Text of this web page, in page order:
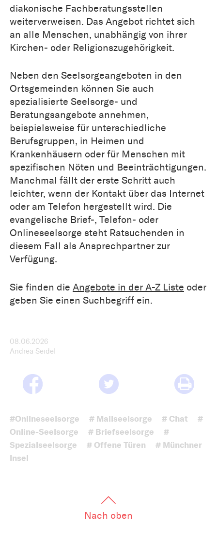
diakonische Fachberatungsstellen
weiterverweisen. Das Angebot richtet sich
an alle Menschen, unabhängig von ihrer
Kirchen- oder Religionszugehörigkeit.
Neben den Seelsorgeangeboten in den
Ortsgemeinden können Sie auch
spezialisierte Seelsorge- und
Beratungsangebote annehmen,
beispielsweise für unterschiedliche
Berufsgruppen, in Heimen und
Krankenhäusern oder für Menschen mit
spezifischen Nöten und Beeinträchtigungen.
Manchmal fällt der erste Schritt auch
leichter, wenn der Kontakt über das Internet
oder am Telefon hergestellt wird. Die
evangelische Brief-, Telefon- oder
Onlineseelsorge steht Ratsuchenden in
diesem Fall als Ansprechpartner zur
Verfügung.
Sie finden die Angebote in der A-Z Liste oder
geben Sie einen Suchbegriff ein.
08.06.2026
Andrea Seidel
#Onlineseelsorge # Mailseelsorge # Chat
#
Online-Seelsorge
# Briefseelsorge
#
Spezialseelsorge
# Offene Türen
# Münchner
Insel
Nach oben